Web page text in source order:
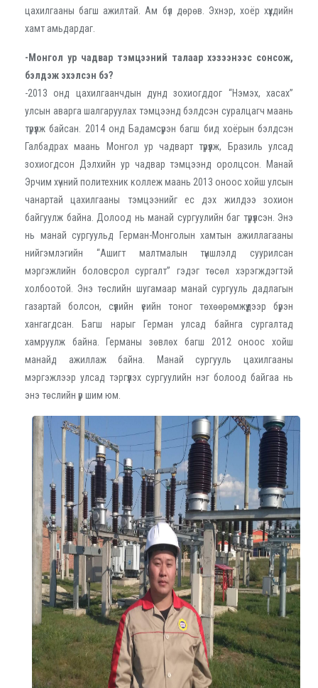
цахилгааны багш ажилтай. Ам бүл дөрөв. Эхнэр, хоёр хүүхдийн
хамт амьдардаг.
-Монгол ур чадвар тэмцээний талаар хэзээнээс сонсож,
бэлдэж эхэлсэн бэ?
-2013 онд цахилгаанчдын дунд зохиогддог “Нэмэх, хасах”
улсын аварга шалгаруулах тэмцээнд бэлдсэн суралцагч маань
түрүүлж байсан. 2014 онд Бадамсүрэн багш бид хоёрын бэлдсэн
Галбадрах маань Монгол ур чадварт түрүүлж, Бразиль улсад
зохиогдсон Дэлхийн ур чадвар тэмцээнд оролцсон. Манай
Эрчим хүчний политехник коллеж маань 2013 оноос хойш улсын
чанартай цахилгааны тэмцээнийг ес дэх жилдээ зохион
байгуулж байна. Долоод нь манай сургуулийн баг түрүүлсэн. Энэ
нь манай сургуульд Герман-Монголын хамтын ажиллагааны
нийгэмлэгийн “Ашигт малтмалын түншлэлд суурилсан
мэргэжлийн боловсрол сургалт” гэдэг төсөл хэрэгждэгтэй
холбоотой. Энэ төслийн шугамаар манай сургууль дадлагын
газартай болсон, сүүлийн үеийн тоног төхөөрөмжүүдээр бүрэн
хангагдсан. Багш нарыг Герман улсад байнга сургалтад
хамруулж байна. Германы зөвлөх багш 2012 оноос хойш
манайд ажиллаж байна. Манай сургууль цахилгааны
мэргэжлээр улсад тэргүүлэх сургуулийн нэг болоод байгаа нь
энэ төслийн үр шим юм.